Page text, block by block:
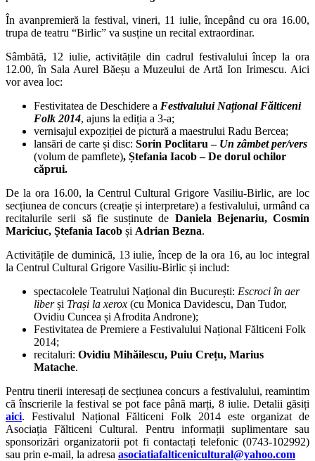
În avanpremieră la festival, vineri, 11 iulie, începând cu ora 16.00,
trupa de teatru “Birlic” va susține un recital extraordinar.
Sâmbătă, 12 iulie, activitățile din cadrul festivalului încep la ora
12.00, în Sala Aurel Băeșu a Muzeului de Artă Ion Irimescu. Aici
vor avea loc:
Festivitatea de Deschidere a Festivalului Național Fălticeni
Folk 2014, ajuns la ediția a 3-a;
vernisajul expoziției de pictură a maestrului Radu Bercea;
lansări de carte și disc: Sorin Poclitaru – Un zâmbet per/vers
(volum de pamflete), Ștefania Iacob – De dorul ochilor
căprui.
De la ora 16.00, la Centrul Cultural Grigore Vasiliu-Birlic, are loc
secțiunea de concurs (creație și interpretare) a festivalului, urmând ca
recitalurile serii să fie susținute de Daniela Bejenariu, Cosmin
Mariciuc, Ștefania Iacob și Adrian Bezna.
Activitățile de duminică, 13 iulie, încep de la ora 16, au loc integral
la Centrul Cultural Grigore Vasiliu-Birlic și includ:
spectacolele Teatrului Național din București: Escroci în aer
liberși Trași la xerox (cu Monica Davidescu, Dan Tudor,
Ovidiu Cuncea și Afrodita Androne);
Festivitatea de Premiere a Festivalului Național Fălticeni Folk
2014;
recitaluri: Ovidiu Mihăilescu, Puiu Crețu, Marius
Matache.
Pentru tinerii interesați de secțiunea concurs a festivalului, reamintim
că înscrierile la festival se pot face până marți, 8 iulie. Detalii găsiți
aici. Festivalul Național Fălticeni Folk 2014 este organizat de
Asociația Fălticeni Cultural. Pentru informații suplimentare sau
sponsorizări organizatorii pot fi contactați telefonic (0743-102992)
sau prin e-mail, la adresa asociatiafalticenicultural@yahoo.com